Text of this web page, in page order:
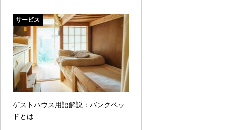
サービス
ゲストハウス用語解説：バンクベッ
ドとは